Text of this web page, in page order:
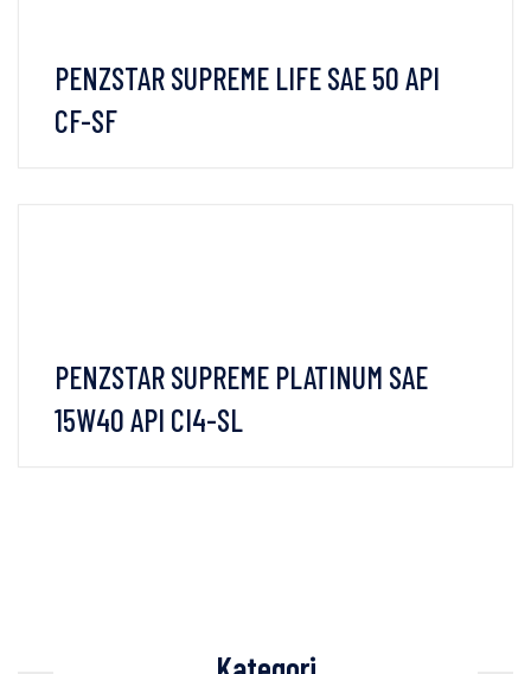
PENZSTAR SUPREME LIFE SAE 50 API
CF-SF
PENZSTAR SUPREME PLATINUM SAE
15W40 API CI4-SL